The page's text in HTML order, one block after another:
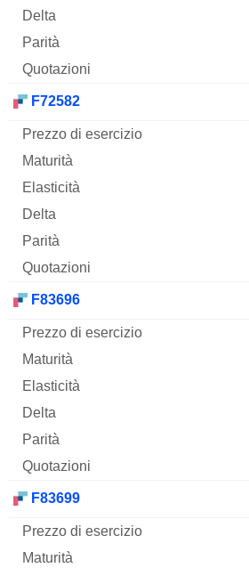
F72582
F83696
F83699